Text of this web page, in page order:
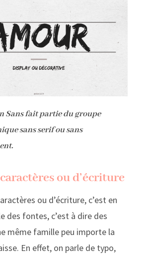
Sans fait partie du groupe
sans serif ou sans
ou d’écriture
ou d’écriture, c’est en
des fontes, c’est à dire des
même famille peu importe la
En effet, on parle de typo,